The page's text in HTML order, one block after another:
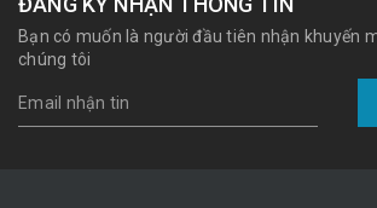
Bạn có muốn là người đầu tiên nhận khuyến
chúng tôi